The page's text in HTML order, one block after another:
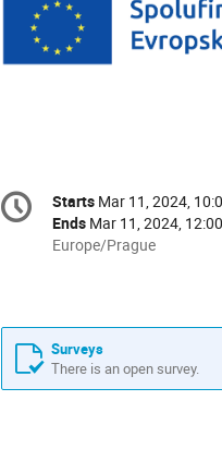
Conference
information
Date/Time
Starts Mar 11, 2024,
Ends Mar 11, 2024,
All
Europe/Prague
Europe/Prague
Surveys
There is an open survey.